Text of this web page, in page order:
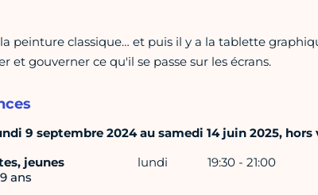
peinture classique… et puis il y a la tablette
et gouverner ce qu'il se passe sur les écrans.
9 septembre 2024 au samedi 14 juin 2025, hors
jeunes
ans
lundi 19:30 - 21:00